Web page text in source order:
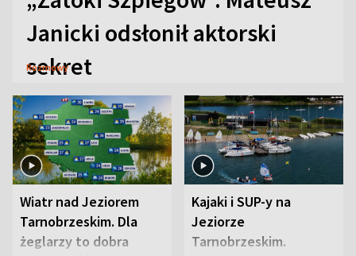
Janicki odsłonił aktorski
sekret
Rozmowy
Wiatr nad Jeziorem
Tarnobrzeskim. Dla
żeglarzy to dobra
Kajaki i SUP-y na
Jeziorze
Tarnobrzeskim.